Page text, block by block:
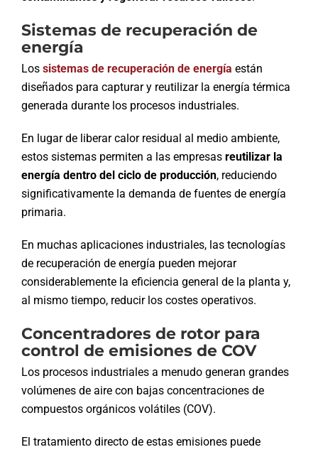
Sistemas de recuperación de
energía
Lossistemas de recuperación de energía están
diseñados para capturar y reutilizar la energía térmica
generada durante los procesos industriales.
En lugar de liberar calor residual al medio ambiente,
estos sistemas permiten a las empresas reutilizar la
energía dentro del ciclo de producción, reduciendo
significativamente la demanda de fuentes de energía
primaria.
En muchas aplicaciones industriales, las tecnologías
de recuperación de energía pueden mejorar
considerablemente la eficiencia general de la planta y,
al mismo tiempo, reducir los costes operativos.
Concentradores de rotor para
control de emisiones de COV
Los procesos industriales a menudo generan grandes
volúmenes de aire con bajas concentraciones de
compuestos orgánicos volátiles (COV).
El tratamiento directo de estas emisiones puede